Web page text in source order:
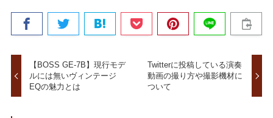
【BOSS GE-7B】現行モデ
ルには無いヴィンテージ
EQの魅力とは
Twitterに投稿している演奏
動画の撮り方や撮影機材に
ついて